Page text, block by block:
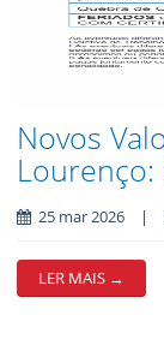
Novos
Lourenço:
25 mar 2026 |
LER MAIS →